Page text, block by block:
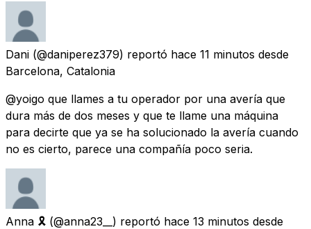
Dani (@daniperez379) reportó hace 11 minutos desde
Barcelona, Catalonia
@yoigo que llames a tu operador por una avería que
dura más de dos meses y que te llame una máquina
para decirte que ya se ha solucionado la avería cuando
no es cierto, parece una compañía poco seria.
Anna 🎗️ (@anna23__) reportó hace 13 minutos desde